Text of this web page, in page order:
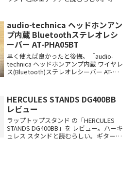
たり、旧式のMacを使...
audio-technica ヘッドホンアン
プ内蔵 Bluetoothステレオレシ
ーバー AT-PHA05BT
早く使えば良かったと後悔。「audio-
technica ヘッドホンアンプ内蔵 ワイヤレ
ス(Bluetooth)ステレオレシーバー AT-
が、あまりに引っ掛...
HERCULES STANDS DG400BB
レビュー
ラップトップスタンド の「HERCULES
STANDS DG400BB」を レビュー。ハーキ
ュレス スタンドと読むらしい。ギタース